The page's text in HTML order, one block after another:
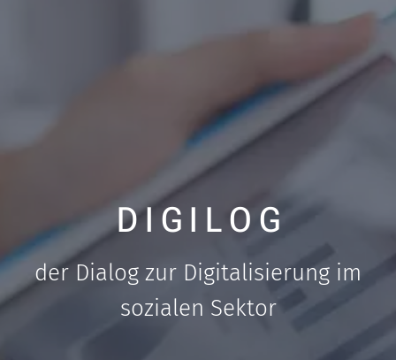
D I G I L O G
der Dialog zur Digitalisierung im
sozialen Sektor